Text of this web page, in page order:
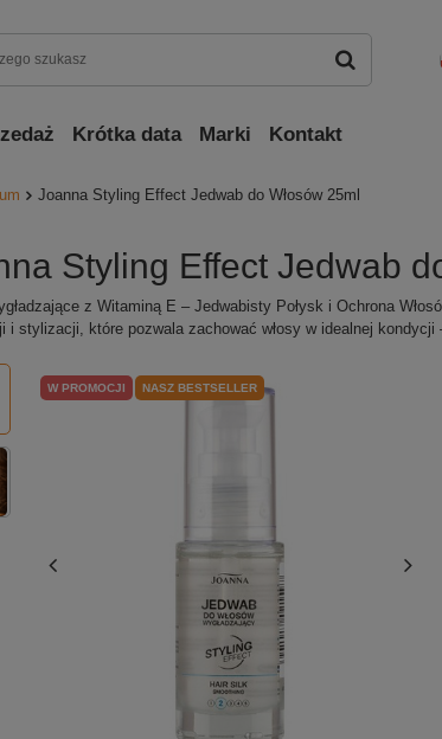
Krótka data Marki Kontakt
Joanna Styling Effect Jedwab do Włosów 25ml
Styling Effect Jedwab
z Witaminą E – Jedwabisty Połysk i Ochrona
i stylizacji, które pozwala zachować włosy w idealnej kondycji
W PROMOCJI NASZ BESTSELLER